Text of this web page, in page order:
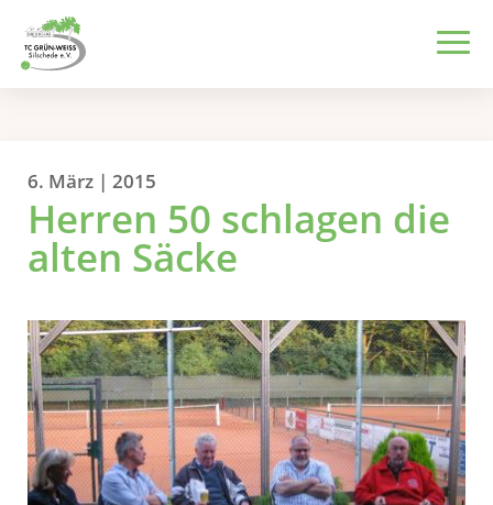
6. März | 2015
Herren 50 schlagen die
alten Säcke